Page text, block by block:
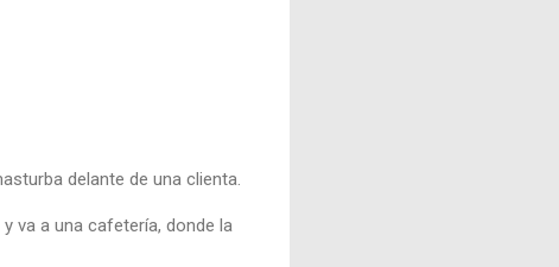
delante de una clienta.
va a una cafetería, donde la